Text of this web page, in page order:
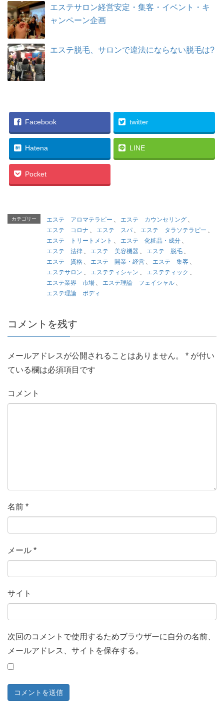
エステサロン経営安定・集客・イベント・キ
ャンペーン企画
エステ脱毛、サロンで違法にならない脱毛は?
Facebook twitter
Hatena LINE
Pocket
カテゴリー エステ アロマテラピー 、 エステ カウンセリング 、
エステ コロナ 、 エステ スパ 、 エステ タラソテラピー 、
エステ トリートメント 、 エステ 化粧品・成分 、
エステ 法律 、 エステ 美容機器 、 エステ 脱毛 、
エステ 資格 、 エステ 開業・経営 、 エステ 集客 、
エステサロン 、 エステティシャン 、 エステティック 、
エステ業界 市場 、 エステ理論 フェイシャル 、
エステ理論 ボディ
コメントを残す
メールアドレスが公開されることはありません。 * が付い
ている欄は必須項目です
コメント
名前 *
メール *
サイト
次回のコメントで使用するためブラウザーに自分の名前、
メールアドレス、サイトを保存する。